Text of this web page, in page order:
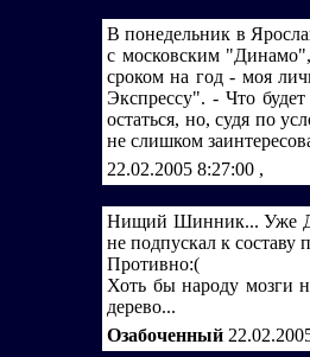
В понедельник в
с московским
сроком на год - моя
Экспрессу". - Что
остаться, но, судя по
не слишком
22.02.2005 8:27:00 ,
Нищий Шинник... Уже
не подпускал к
Противно:(
Хоть бы народу мозги
дерево...
Озабоченный